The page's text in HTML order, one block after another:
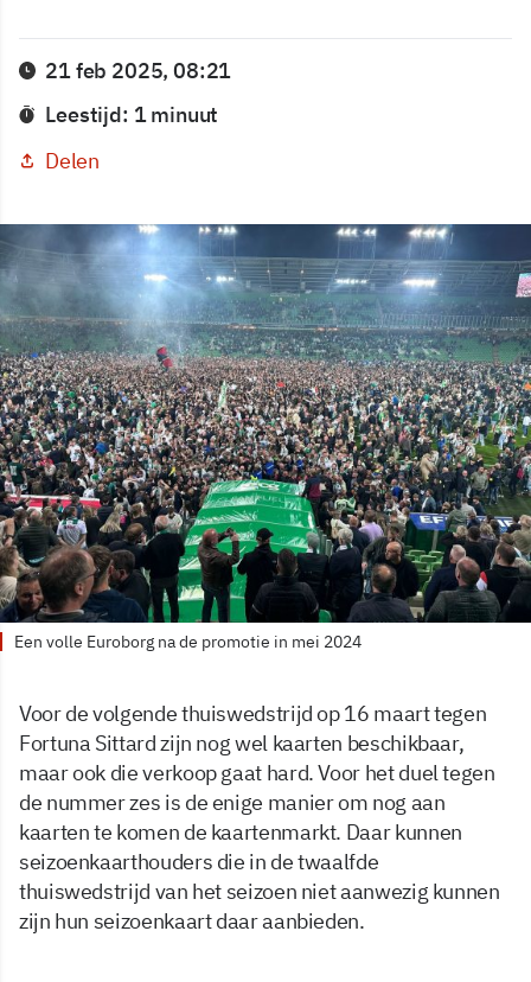
21 feb 2025, 08:21
Leestijd: 1 minuut
Delen
Een volle Euroborg na de promotie in mei 2024
Voor de volgende thuiswedstrijd op 16 maart tegen
Fortuna Sittard zijn nog wel kaarten beschikbaar,
maar ook die verkoop gaat hard. Voor het duel tegen
de nummer zes is de enige manier om nog aan
kaarten te komen de kaartenmarkt. Daar kunnen
seizoenkaarthouders die in de twaalfde
thuiswedstrijd van het seizoen niet aanwezig kunnen
zijn hun seizoenkaart daar aanbieden.